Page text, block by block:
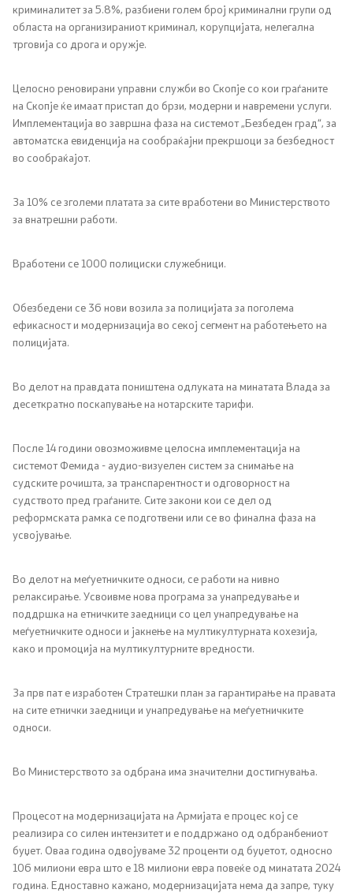
криминалитет за 5.8%, разбиени голем број криминални групи од
областа на организираниот криминал, корупцијата, нелегална
трговија со дрога и оружје.
Целосно реновирани управни служби во Скопје со кои граѓаните
на Скопје ќе имаат пристап до брзи, модерни и навремени услуги.
Имплементација во завршна фаза на системот „Безбеден град“, за
автоматска евиденција на сообраќајни прекршоци за безбедност
во сообраќајот.
За 10% се зголеми платата за сите вработени во Министерството
за внатрешни работи.
Вработени се 1000 полициски служебници.
Обезбедени се 36 нови возила за полицијата за поголема
ефикасност и модернизација во секој сегмент на работењето на
полицијата.
Во делот на правдата поништена одлуката на минатата Влада за
десеткратно поскапување на нотарските тарифи.
После 14 години овозможивме целосна имплементација на
системот Фемида - аудио-визуелен систем за снимање на
судските рочишта, за транспарентност и одговорност на
судството пред граѓаните. Сите закони кои се дел од
реформската рамка се подготвени или се во финална фаза на
усвојување.
Во делот на меѓуетничките односи, се работи на нивно
релаксирање. Усвоивме нова програма за унапредување и
поддршка на етничките заедници со цел унапредување на
меѓуетничките односи и јакнење на мултикултурната кохезија,
како и промоција на мултикултурните вредности.
За прв пат е изработен Стратешки план за гарантирање на правата
на сите етнички заедници и унапредување на меѓуетничките
односи.
Во Министерството за одбрана има значителни достигнувања.
Процесот на модернизацијата на Армијата е процес кој се
реализира со силен интензитет и е поддржано од одбранбениот
буџет. Оваа година одвојуваме 32 проценти од буџетот, односно
106 милиони евра што е 18 милиони евра повеќе од минатата 2024
година. Едноставно кажано, модернизацијата нема да запре, туку